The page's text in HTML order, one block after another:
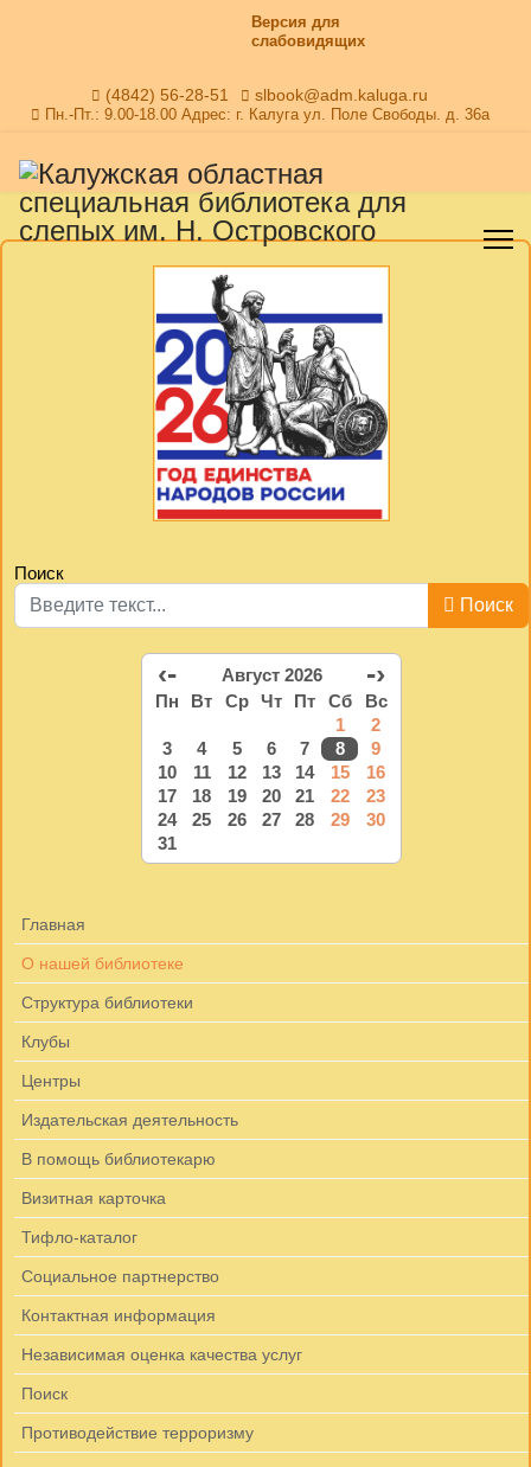
Версия для
слабовидящих
(4842) 56-28-51 slbook@adm.kaluga.ru
Пн.-Пт.: 9.00-18.00 Адрес: г. Калуга ул. Поле Свободы. д. 36а
Поиск
Поиск
‹- Август 2026 -›
Пн Вт Ср Чт Пт Сб
Вс
1
2
3
4 5 6 7 8
9
10
11 12 13 14 15
16
17
18 19 20 21 22
23
24
25 26 27 28 29
30
31
Главная
О нашей библиотеке
Структура библиотеки
Клубы
Центры
Издательская деятельность
В помощь библиотекарю
Визитная карточка
Тифло-каталог
Социальное партнерство
Контактная информация
Независимая оценка качества услуг
Поиск
Противодействие терроризму